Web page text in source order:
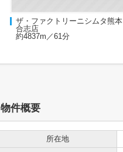
ザ・ファクトリーニシムタ熊本
合志店
約4837m／61分
物件概要
所在地